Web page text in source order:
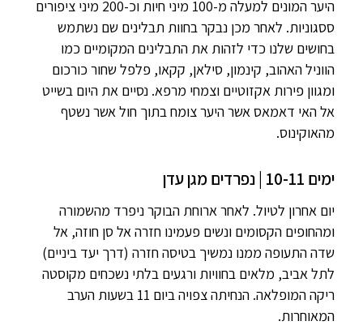
היער המונים למעלה מ-100 מיני חיות וכ-200 מיני ציפורים
ססגוניות. לאחר מכן נבקר בחוות תבלינים שם נשתמש
בחושים שלנו כדי לזהות את התבלינים המקומיים כמו
הווניל האהוב, קינמון, סילאן, קקאו, פלפל שחור כורכום
ומגוון פירות אקזוטיים וצמחי מרפא. נסיים את היום בשייט
אל האי דאמאס אשר היער צומח בתוך חול אשר נשטף
מהאוקינוס.
ימים 10-11 | נפרדים מגן עדן
יום אחרון לטיול. לאחר ארוחת הבוקר ניפרד מהשמורה
ומהחופים הקסומים ונשים פעמינו חזרה אל סן חוזה, אל
שדה התעופה ממנו נמשיך בטיסה חזרה (דרך יעד ביניים)
לתל אביב, מלאים בחוויות ורגעים בלתי נשכחים מקוסטה
ריקה המופלאה. הנחיתה צפויה ביום 11 בשעות הערב
המאוחרות.